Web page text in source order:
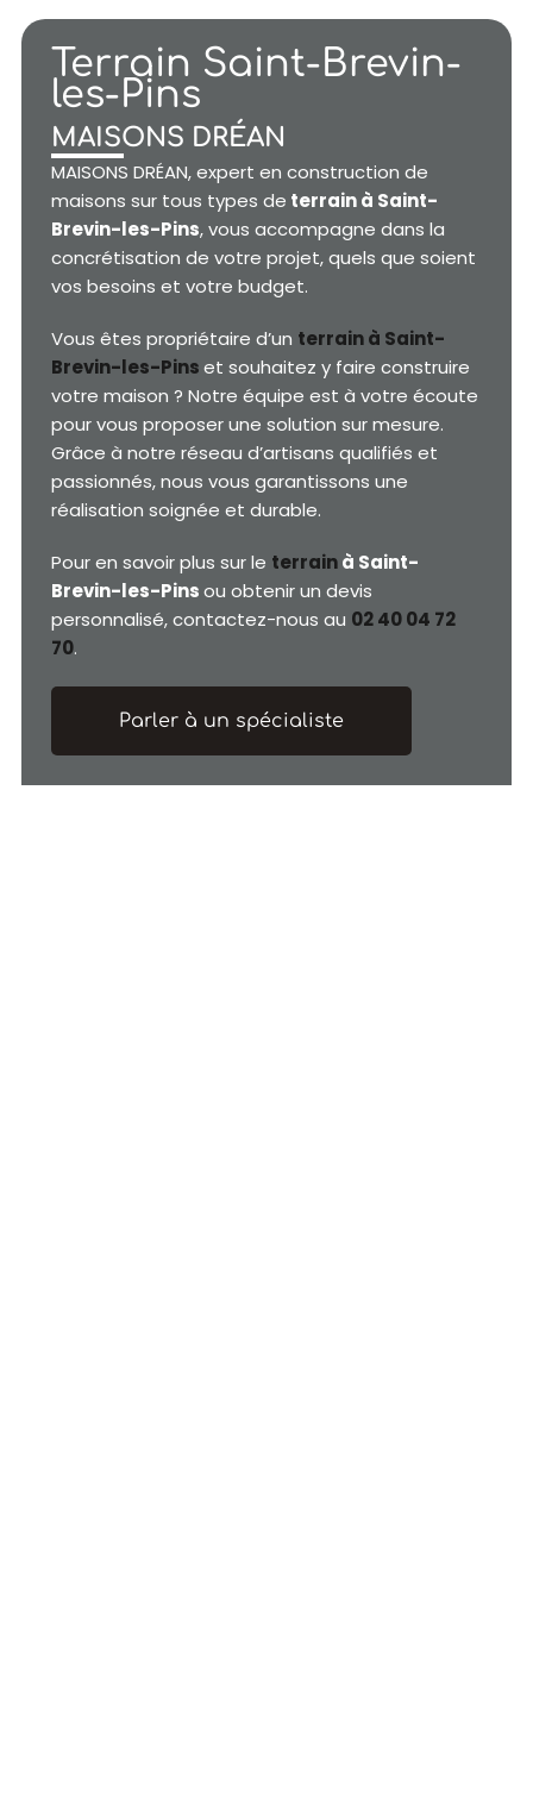
Terrain Saint-Brevin-
les-Pins
MAISONS DRÉAN
MAISONS DRÉAN, expert en construction de
maisons sur tous types de terrain à Saint-
Brevin-les-Pins, vous accompagne dans la
concrétisation de votre projet, quels que soient
vos besoins et votre budget.
Vous êtes propriétaire d’un terrain à Saint-
Brevin-les-Pinset souhaitez y faire construire
votre maison ? Notre équipe est à votre écoute
pour vous proposer une solution sur mesure.
Grâce à notre réseau d’artisans qualifiés et
passionnés, nous vous garantissons une
réalisation soignée et durable.
Pour en savoir plus sur le terrainà Saint-
Brevin-les-Pinsou obtenir un devis
personnalisé, contactez-nous au 02 40 04 72
70.
Parler à un spécialiste